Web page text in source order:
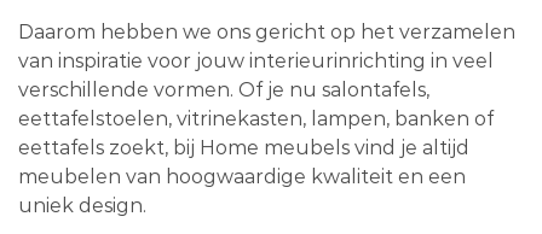
Daarom hebben we ons gericht op het verzamelen
van inspiratie voor jouw interieurinrichting in veel
verschillende vormen. Of je nu salontafels,
eettafelstoelen, vitrinekasten, lampen, banken of
eettafels zoekt, bij Home meubels vind je altijd
meubelen van hoogwaardige kwaliteit en een
uniek design.